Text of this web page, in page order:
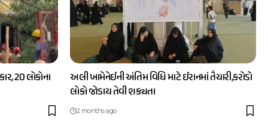
20 લોકોના
અલી ખામેનેઈની અંતિમ વિધિ માટે ઈરાનમાં તૈયારી,કરોડો
લોકો જોડાય તેવી શક્યતા
2 months ago